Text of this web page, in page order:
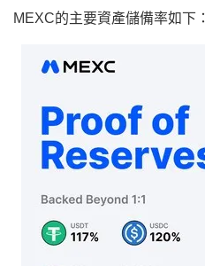
MEXC的主要資產儲備率如下：